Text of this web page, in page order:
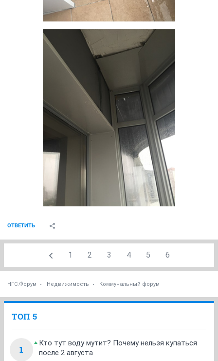
ОТВЕТИТЬ
1 2 3 4 5 6
НГС.Форум Недвижимость Коммунальный форум
ТОП 5
1
Кто тут воду мутит? Почему нельзя купаться
после 2 августа